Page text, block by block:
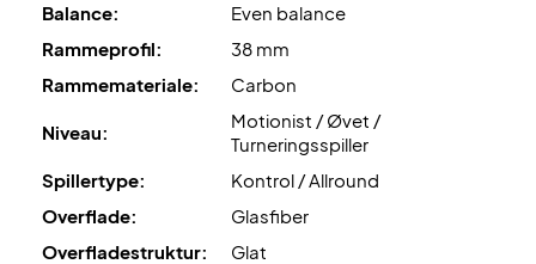
Balance:
Even balance
Rammeprofil:
38 mm
Rammemateriale:
Carbon
Niveau:
Motionist / Øvet /
Turneringsspiller
Spillertype:
Kontrol / Allround
Overflade:
Glasfiber
Overfladestruktur:
Glat